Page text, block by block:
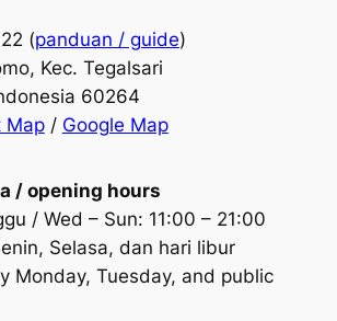
(panduan / guide)
Kec. Tegalsari
60264
Map/ Google Map
/ opening hours
/ Wed – Sun: 11:00 – 21:00
Selasa, dan hari libur
Monday, Tuesday, and public